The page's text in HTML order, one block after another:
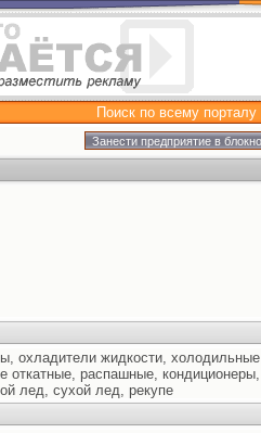
Поиск по всему порталу
охладители жидкости, холодильные
откатные, распашные, кондиционеры,
лед, сухой лед, рекупе